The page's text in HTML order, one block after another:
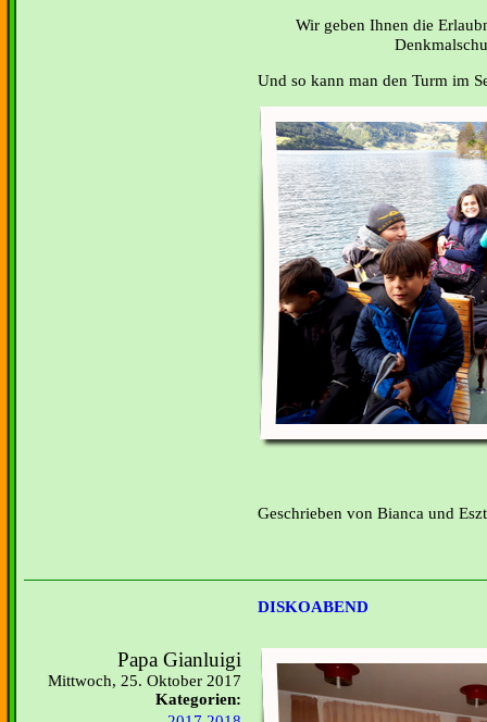
Wir geben Ihnen die
Und so kann man den Turm im
Geschrieben von Bianca und
DISKOABEND
Papa Gianluigi
Mittwoch, 25. Oktober 2017
Kategorien: